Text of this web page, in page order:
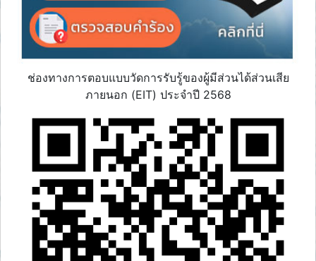
ช่องทางการตอบแบบวัดการรับรู้ของผู้มีส่วนได้ส่วนเสีย
ภายนอก (EIT) ประจำปี 2568